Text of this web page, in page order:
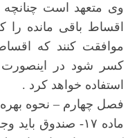
وی متعهد است چنانچه
اقساط باقی مانده را
موافقت کنند که
کسر شود در
استفاده خواهد کرد .
فصل چهارم – نحوه
ماده ۱۷- صندوق